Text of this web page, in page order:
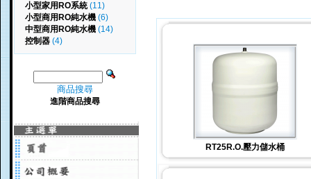
小型家用RO系統(11)
小型商用RO純水機 (6)
中型商用RO純水機 (14)
控制器 (4)
商品搜尋
進階商品搜尋
RT25R.O.壓力儲水桶